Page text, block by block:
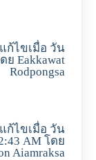
แก้ไขเมื่อ วัน
ย Eakkawat
Rodpongsa
แก้ไขเมื่อ วัน
AM โดย
Aiamraksa